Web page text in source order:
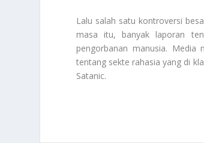
Lalu salah satu kontroversi
masa itu, banyak laporan
pengorbanan manusia. Media
tentang sekte rahasia yang di
Satanic.